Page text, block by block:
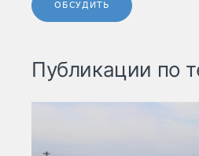
ОБСУДИТЬ
Публикации по